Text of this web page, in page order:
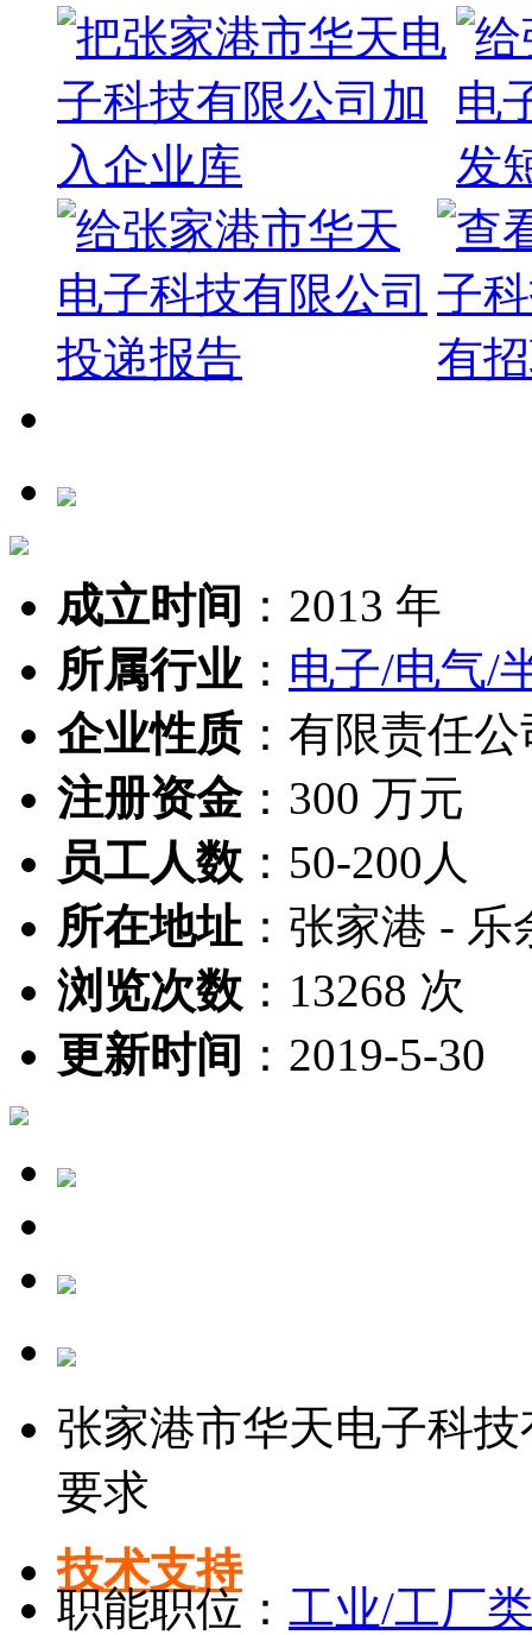
成立时间 ： 2013 年
所属行业： 电子/电气/
企业性质： 有限责任公
注册资金： 300 万元
员工人数 ： 50-200人
所在地址 ： 张家港 - 乐
浏览次数 ： 13268 次
更新时间 ： 2019-5-30
张家港市华天电子科
要求
技术支持
职能职位： 工业/工厂类